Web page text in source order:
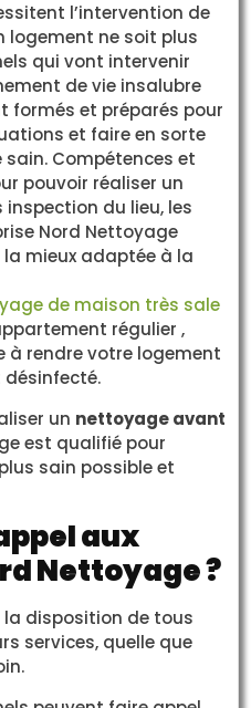
l’intervention de
logement ne soit plus
qui vont intervenir
de vie insalubre
formés et préparés pour
et faire en sorte
sain. Compétences et
pouvoir réaliser un
du lieu, les
Nord Nettoyage
mieux adaptée à la
de maison très sale
régulier ,
à rendre votre logement
désinfecté.
un nettoyage avant
est qualifié pour
sain possible et
aux
Nettoyage ?
disposition de tous
services, quelle que